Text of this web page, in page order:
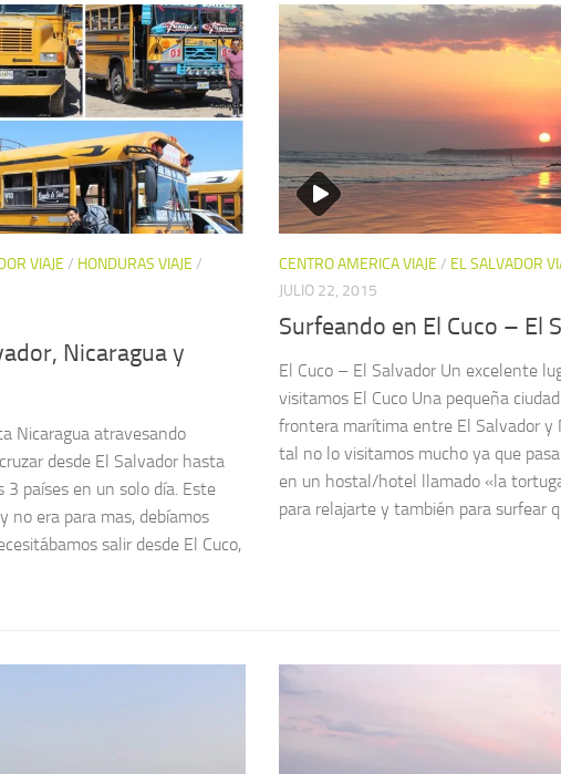
VIAJE / HONDURAS VIAJE /
Nicaragua y
Nicaragua atravesando
desde El Salvador hasta
3 países en un solo día. Este
no era para mas, debíamos
salir desde El Cuco,
CENTRO AMERICA VIAJE / EL SALVADOR
JULIO 22, 2015
Surfeando en El Cuco – El
El Cuco – El Salvador Un excelente
visitamos El Cuco Una pequeña
frontera marítima entre El Salvador y
tal no lo visitamos mucho ya que
en un hostal/hotel llamado «la
para relajarte y también para surfear